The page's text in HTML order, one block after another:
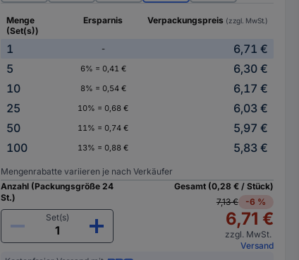
Menge
(Set(s))
Ersparnis Verpackungspreis (zzgl. MwSt.)
1 -
6,71 €
5
6% = 0,41 €
6,30 €
10
8% = 0,54 €
6,17 €
25
10% = 0,68 €
6,03 €
50
11% = 0,74 €
5,97 €
100
13% = 0,88 € 5,83 €
Mengenrabatte variieren je nach Verkäufer
Anzahl (Packungsgröße 24
St.)
Set(s)
Gesamt (0,28 € / Stück)
7,13 €
-6 %
6,71 €
zzgl. MwSt.
Versand